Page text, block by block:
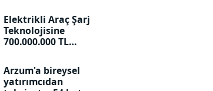
Elektrikli Araç Şarj
Teknolojisine
700.000.000 TL
Arzum'a bireysel
yatırımcıdan